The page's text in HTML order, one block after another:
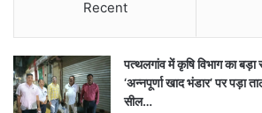
Recent
पत्थलगांव में कृषि विभाग का
‘अन्नपूर्णा खाद भंडार’ पर पड़ा
सील…